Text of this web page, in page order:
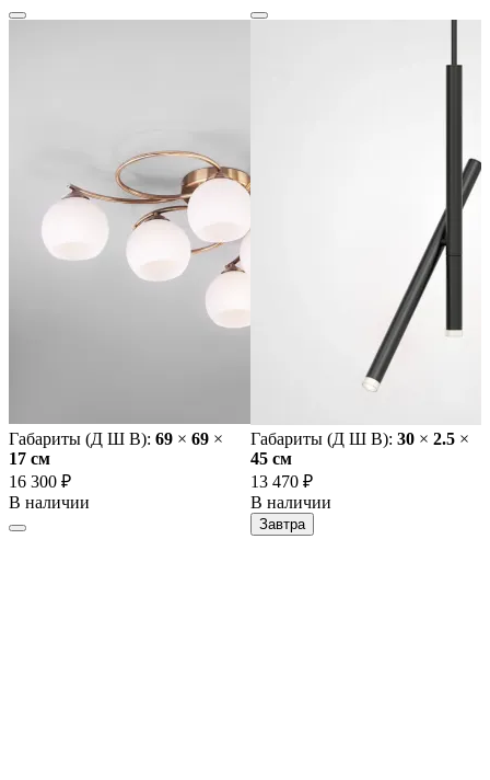
Габариты (Д Ш В): 69 × 69 ×
17 cм
16 300 ₽
В наличии
Габариты (Д Ш В): 30 × 2.5 ×
45 cм
13 470 ₽
В наличии
Завтра